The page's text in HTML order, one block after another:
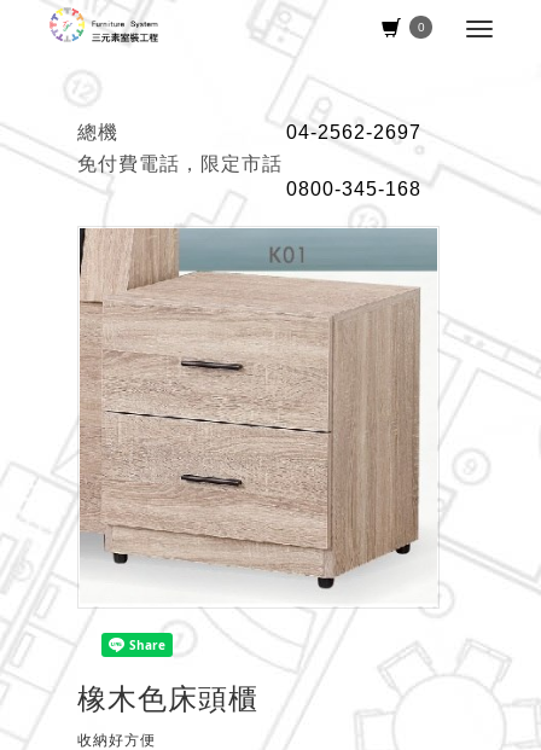
0
總機
04-2562-2697
免付費電話，限定市話
0800-345-168
橡木色床頭櫃
收納好方便